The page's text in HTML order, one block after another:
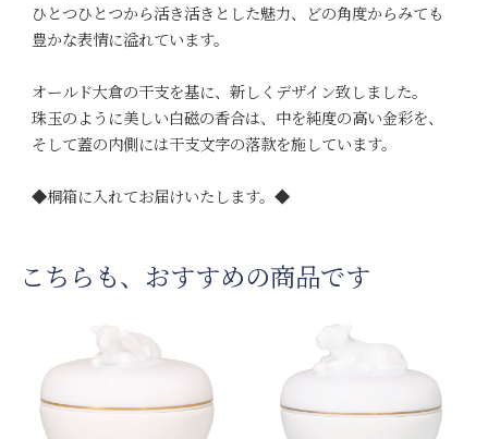
ひとつひとつから活き活きとした魅力、どの角度からみても
豊かな表情に溢れています。
オールド大倉の干支を基に、新しくデザイン致しました。
珠玉のように美しい白磁の香合は、中を純度の高い金彩を、
そして蓋の内側には干支文字の落款を施しています。
◆桐箱に入れてお届けいたします。◆
こちらも、おすすめの商品です